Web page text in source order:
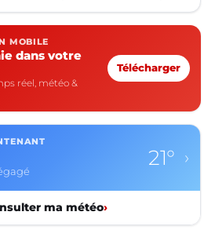
MOBILE
dans votre
réel, météo &
Télécharger
21° ›
ma météo›